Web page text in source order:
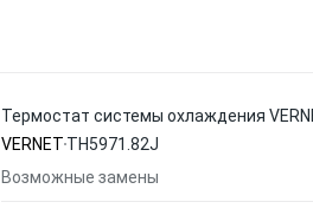
Термостат системы охлаждения
VERNET TH5971.82J
Возможные замены